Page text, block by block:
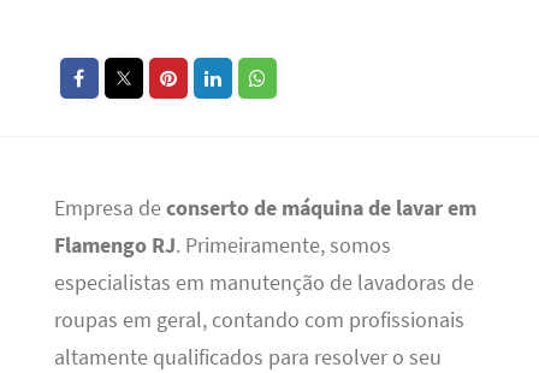
Empresa deconserto de máquina de lavar em
Flamengo RJ. Primeiramente, somos
especialistas em manutenção de lavadoras de
roupas em geral, contando com profissionais
altamente qualificados para resolver o seu